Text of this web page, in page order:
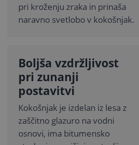
pri kroženju zraka in prinaša
naravno svetlobo v kokošnjak.
Boljša vzdržljivost
pri zunanji
postavitvi
Kokošnjak je izdelan iz lesa z
zaščitno glazuro na vodni
osnovi, ima bitumensko